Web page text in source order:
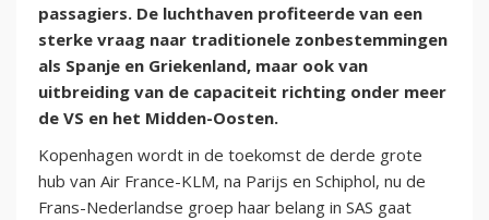
passagiers. De luchthaven profiteerde van een
sterke vraag naar traditionele zonbestemmingen
als Spanje en Griekenland, maar ook van
uitbreiding van de capaciteit richting onder meer
de VS en het Midden-Oosten.
Kopenhagen wordt in de toekomst de derde grote
hub van Air France-KLM, na Parijs en Schiphol, nu de
Frans-Nederlandse groep haar belang in SAS gaat